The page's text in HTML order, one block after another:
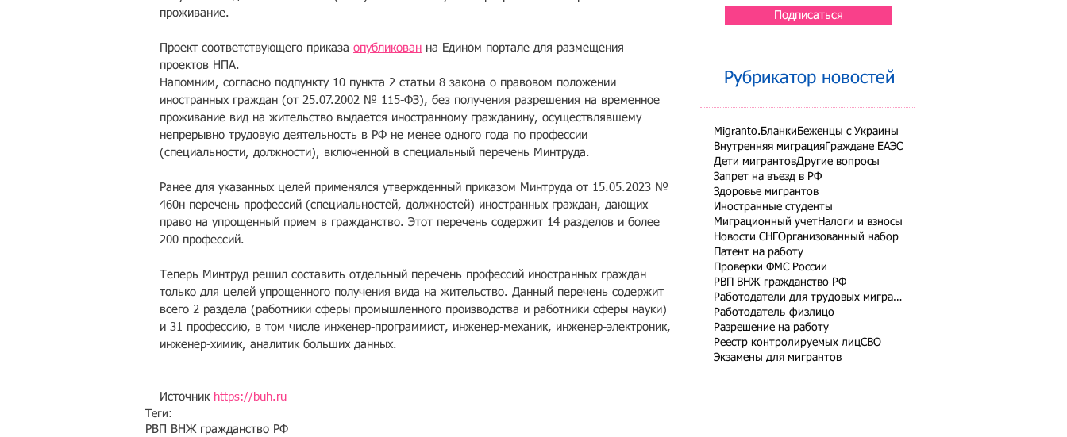
проживание.
Проект соответствующего приказа опубликован на Едином портале для размещения
проектов НПА.
Напомним, согласно подпункту 10 пункта 2 статьи 8 закона о правовом положении
иностранных граждан (‎от 25.07.2002 № 115-ФЗ), без получения разрешения на временное
проживание вид на жительство выдается иностранному гражданину, осуществлявшему
непрерывно трудовую деятельность в РФ не менее одного года по профессии
(специальности, должности), включенной в специальный перечень Минтруда.
Ранее для указанных целей применялся утвержденный приказом Минтруда от 15.05.2023 №
460н перечень профессий (специальностей, должностей) иностранных граждан, дающих
право на упрощенный прием в гражданство. Этот перечень содержит 14 разделов и более
200 профессий.
Теперь Минтруд решил составить отдельный перечень профессий иностранных граждан
только для целей упрощенного получения вида на жительство. Данный перечень содержит
всего 2 раздела (работники сферы промышленного производства и работники сферы науки)
и 31 профессию, в том числе инженер-программист, инженер-механик, инженер-электроник,
инженер-химик, аналитик больших данных.
Источник https://buh.ru
Теги:
РВП ВНЖ гражданство РФ
Подписаться
Рубрикатор новостей
Migranto.Бланки Беженцы с Украины
Внутренняя миграция Граждане ЕАЭС
Дети мигрантовДругие вопросы
Запрет на въезд в РФ
Здоровье мигрантов
Иностранные студенты
Миграционный учетНалоги и взносы
Новости СНГ Организованный набор
Патент на работу
Проверки ФМС России
РВП ВНЖ гражданство РФ
Работодатели для трудовых мигрантов
Работодатель-физлицо
Разрешение на работу
Реестр контролируемых лицСВО
Экзамены для мигрантов